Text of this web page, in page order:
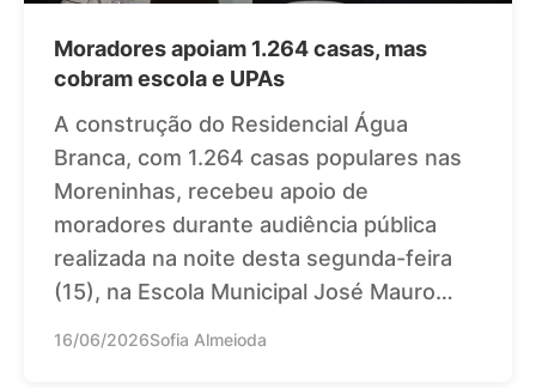
Moradores apoiam 1.264 casas, mas
cobram escola e UPAs
A construção do Residencial Água
Branca, com 1.264 casas populares nas
Moreninhas, recebeu apoio de
moradores durante audiência pública
realizada na noite desta segunda-feira
(15), na Escola Municipal José Mauro…
16/06/2026Sofia Almeioda